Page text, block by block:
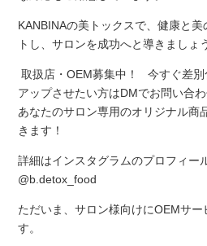
KANBINAの美トックスで、健康と
トし、サロンを成功へと導きましょ
取扱店・OEM募集中！ ️ 今すぐ差
アップさせたい方はDMでお問い合
あなたのサロン専用のオリジナル商
きます！
詳細はインスタグラムのプロフィー
@b.detox_food
ただいま、サロン様向けにOEMサー
す。